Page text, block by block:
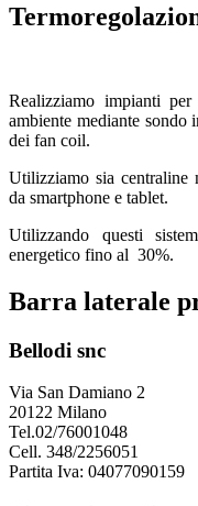
Realizziamo impianti
ambiente mediante sondo
dei fan coil.
Utilizziamo sia
da smartphone e tablet.
Utilizzando questi
energetico fino al 30%.
Barra laterale
Bellodi snc
Via San Damiano 2
20122 Milano
Tel.02/76001048
Cell. 348/2256051
Partita Iva: 04077090159